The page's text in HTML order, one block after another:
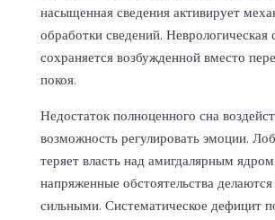
насыщенная сведения активирует
обработки сведений. Неврологическая
сохраняется возбужденной вместо
покоя.
Недостаток полноценного сна
возможность регулировать эмоции.
теряет власть над амигдалярным
напряженные обстоятельства делаются
сильными. Систематическое дефицит